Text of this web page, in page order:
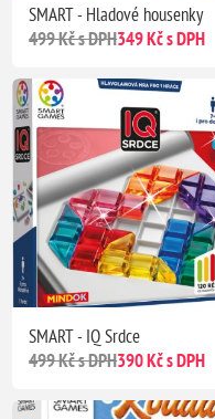
SMART - Hladové housenky
499 Kč s DPH349 Kč s DPH
SMART - IQ Srdce
499 Kč s DPH390 Kč s DPH